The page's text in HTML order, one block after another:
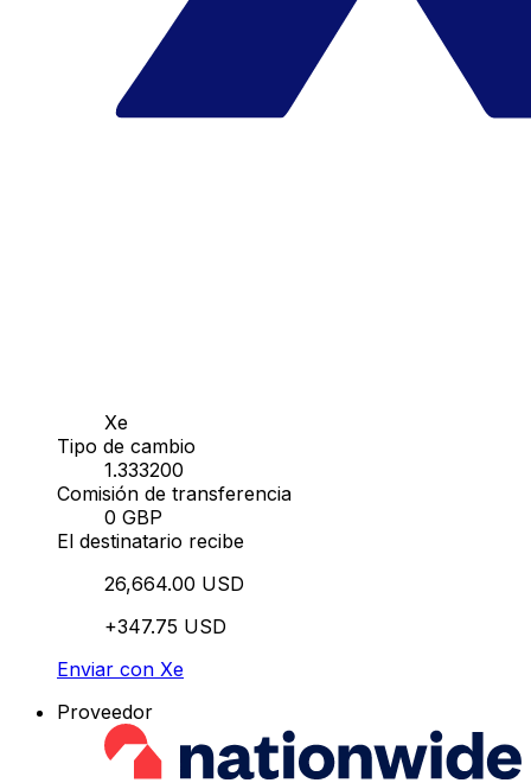
Xe
Tipo de cambio
1.333200
Comisión de transferencia
0 GBP
El destinatario recibe
26,664.00 USD
+347.75 USD
Enviar con Xe
Proveedor